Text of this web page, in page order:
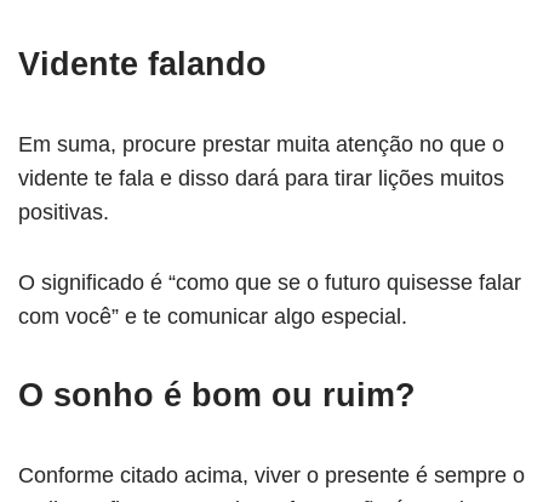
Vidente falando
Em suma, procure prestar muita atenção no que o
vidente te fala e disso dará para tirar lições muitos
positivas.
O significado é “como que se o futuro quisesse falar
com você” e te comunicar algo especial.
O sonho é bom ou ruim?
Conforme citado acima, viver o presente é sempre o